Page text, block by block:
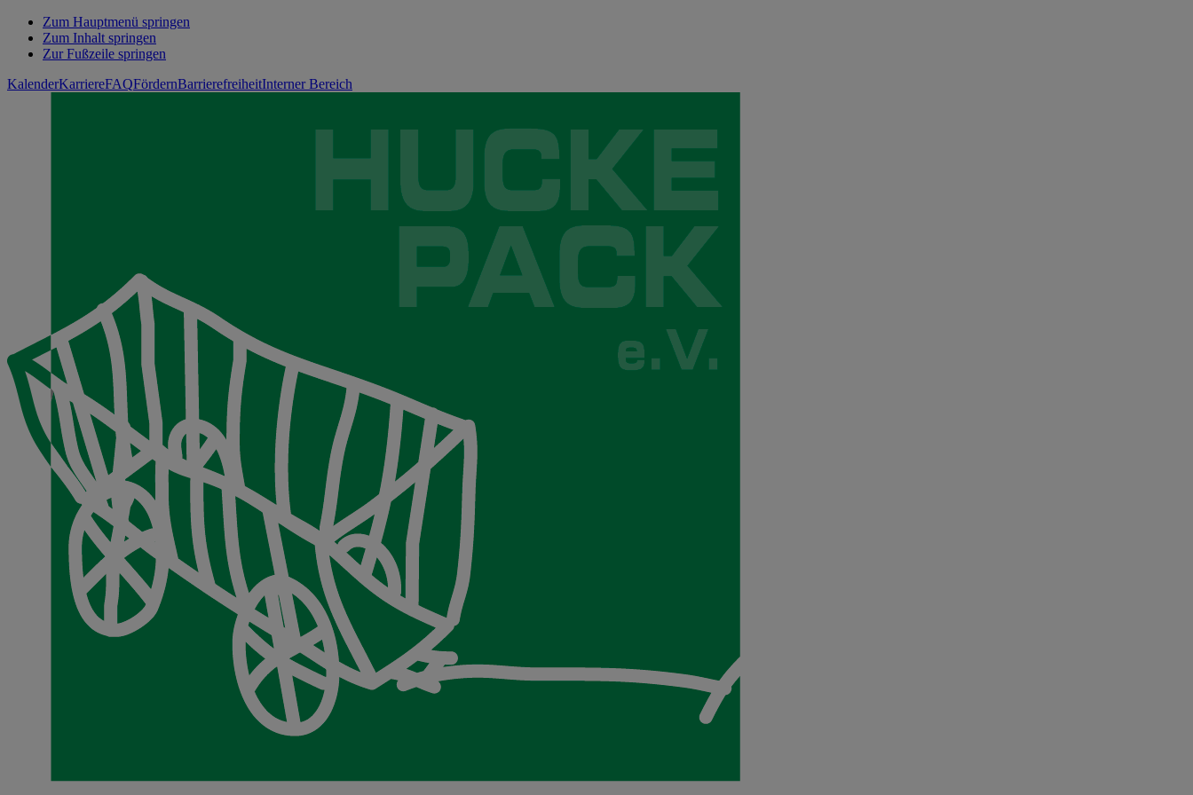
Zum Hauptmenü springen
Zum Inhalt springen
Zur Fußzeile springen
KalenderKarriereFAQFördernBarrierefreiheitInterner Bereich